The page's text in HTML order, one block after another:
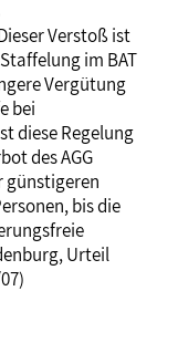
Verstoß ist
im BAT
Vergütung
bei
diese Regelung
des AGG
günstigeren
bis die
Urteil